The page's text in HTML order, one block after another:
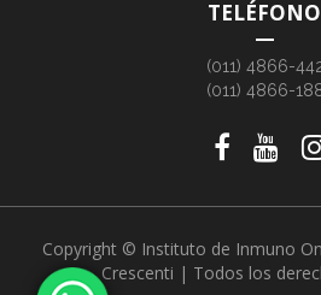
(011) 4866-
(011) 4866-
Copyright © Instituto de Inmuno
Crescenti | Todos los